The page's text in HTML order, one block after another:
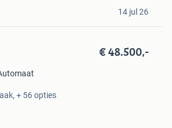
14 jul 26
€ 48.500,-
+ 56 opties